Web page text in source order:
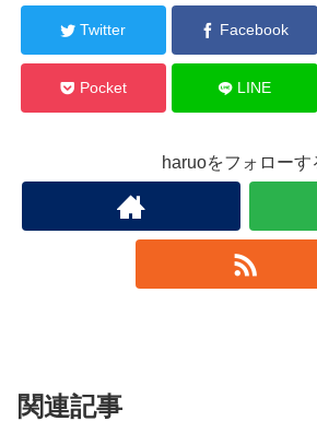
Twitter Facebook
Pocket LINE
haruoをフォローす
関連記事